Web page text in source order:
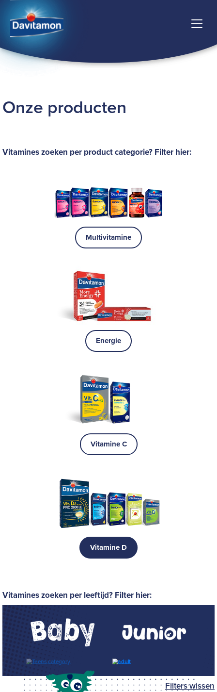
Onze producten
Vitamines zoeken per product categorie? Filter hier:
Multivitamine
Energie
Vitamine C
Vitamine D
Vitamines zoeken per leeftijd? Filter hier:
Filters wissen